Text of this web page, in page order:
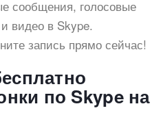
сообщения, голосовые
видео в Skype.
запись прямо сейчас!
по Skype на